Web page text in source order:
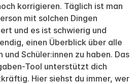
korrigieren. Täglich ist man
mit solchen Dingen
und es ist schwierig und
einen Überblick über alle
und Schüler:innen zu haben. Das
Tool unterstützt dich
Hier siehst du immer, wer